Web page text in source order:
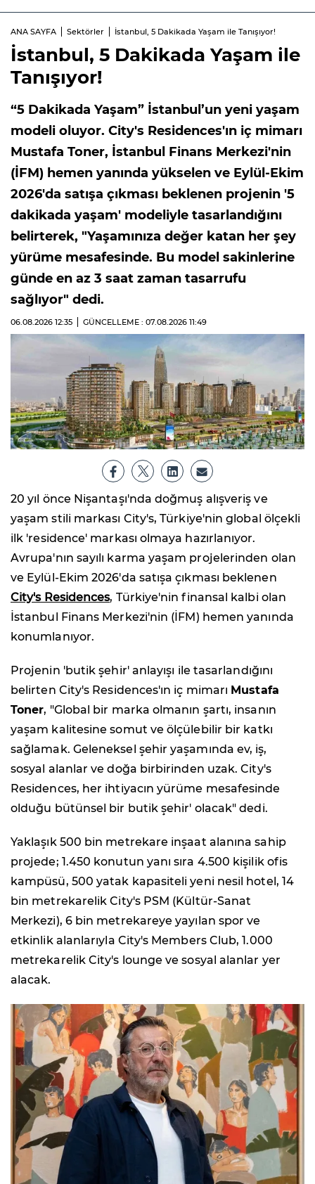
ANA SAYFA Sektörler İstanbul, 5 Dakikada Yaşam ile Tanışıyor!
İstanbul, 5 Dakikada Yaşam ile
Tanışıyor!
“5 Dakikada Yaşam” İstanbul’un yeni yaşam
modeli oluyor. City's Residences'ın iç mimarı
Mustafa Toner, İstanbul Finans Merkezi'nin
(İFM) hemen yanında yükselen ve Eylül-Ekim
2026'da satışa çıkması beklenen projenin '5
dakikada yaşam' modeliyle tasarlandığını
belirterek, "Yaşamınıza değer katan her şey
yürüme mesafesinde. Bu model sakinlerine
günde en az 3 saat zaman tasarrufu
sağlıyor" dedi.
06.08.2026 12:35 GÜNCELLEME : 07.08.2026 11:49
20 yıl önce Nişantaşı'nda doğmuş alışveriş ve
yaşam stili markası City's, Türkiye'nin global ölçekli
ilk 'residence' markası olmaya hazırlanıyor.
Avrupa'nın sayılı karma yaşam projelerinden olan
ve Eylül-Ekim 2026'da satışa çıkması beklenen
City's Residences, Türkiye'nin finansal kalbi olan
İstanbul Finans Merkezi'nin (İFM) hemen yanında
konumlanıyor.
Projenin 'butik şehir' anlayışı ile tasarlandığını
belirten City's Residences'ın iç mimarı Mustafa
Toner, "Global bir marka olmanın şartı, insanın
yaşam kalitesine somut ve ölçülebilir bir katkı
sağlamak. Geleneksel şehir yaşamında ev, iş,
sosyal alanlar ve doğa birbirinden uzak. City's
Residences, her ihtiyacın yürüme mesafesinde
olduğu bütünsel bir butik şehir' olacak" dedi.
Yaklaşık 500 bin metrekare inşaat alanına sahip
projede; 1.450 konutun yanı sıra 4.500 kişilik ofis
kampüsü, 500 yatak kapasiteli yeni nesil hotel, 14
bin metrekarelik City's PSM (Kültür-Sanat
Merkezi), 6 bin metrekareye yayılan spor ve
etkinlik alanlarıyla City's Members Club, 1.000
metrekarelik City's lounge ve sosyal alanlar yer
alacak.